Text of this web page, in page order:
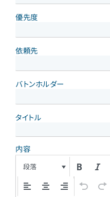
優先度
依頼先
バトンホルダー
タイトル
内容
段落